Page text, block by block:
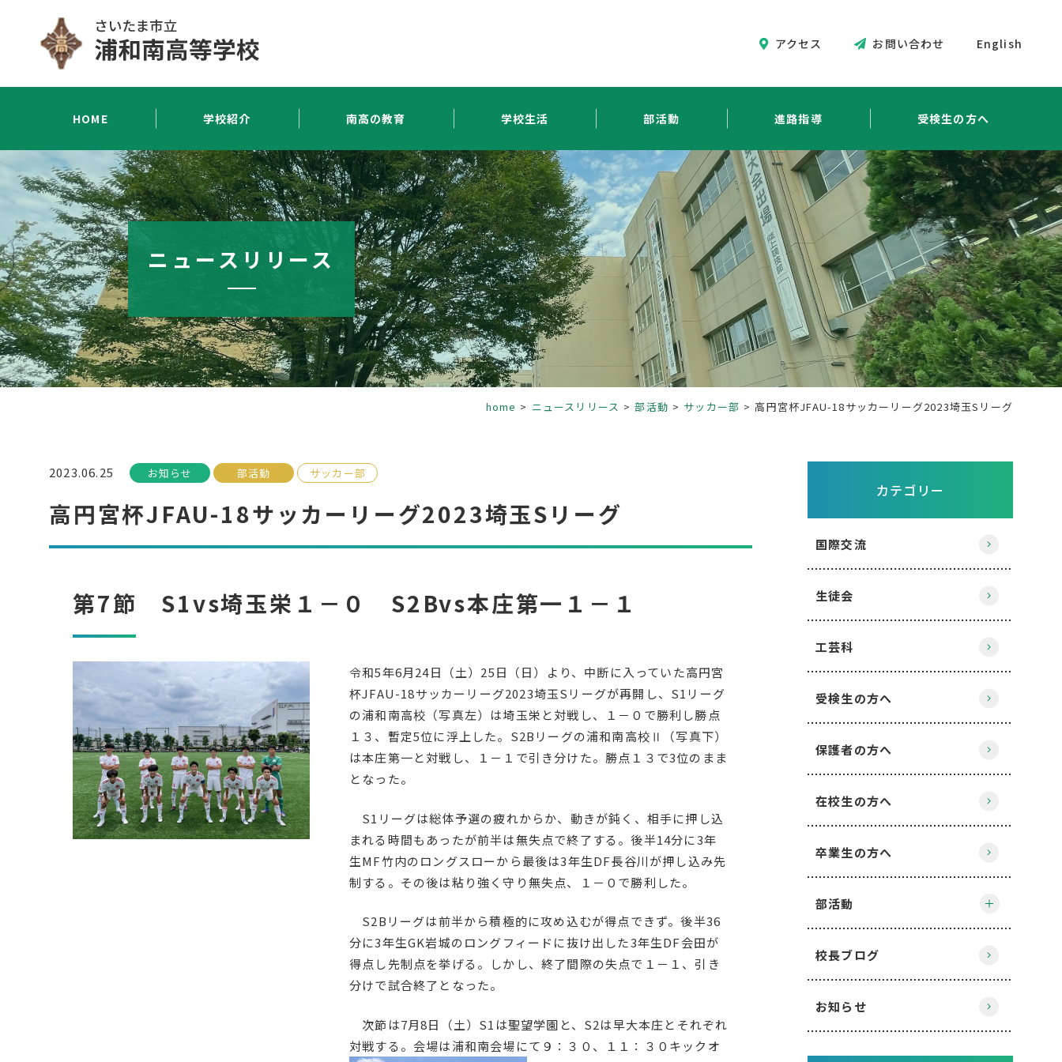
HOME 学校紹介 南高の教育 学校生活 部活動 進路指導 受検生の方へ
アクセス お問い合わせ English
ニュースリリース
home ニュースリリース 部活動 サッカー部 高円宮杯JFAU-18サッカーリーグ2023埼玉Sリーグ
2023.06.25 お知らせ 部活動 サッカー部
高円宮杯JFAU-18サッカーリーグ2023埼玉Sリーグ
第7節 S1vs埼玉栄１－０ S2Bvs本庄第一１－１
令和5年6月24日（土）25日（日）より、中断に入っていた高円宮
杯JFAU-18サッカーリーグ2023埼玉Sリーグが再開し、S1リーグ
の浦和南高校（写真左）は埼玉栄と対戦し、１－０で勝利し勝点
１３、暫定5位に浮上した。S2Bリーグの浦和南高校Ⅱ（写真下）
は本庄第一と対戦し、１－１で引き分けた。勝点１３で3位のまま
となった。
S1リーグは総体予選の疲れからか、動きが鈍く、相手に押し込
まれる時間もあったが前半は無失点で終了する。後半14分に3年
生MF竹内のロングスローから最後は3年生DF長谷川が押し込み先
制する。その後は粘り強く守り無失点、１－０で勝利した。
S2Bリーグは前半から積極的に攻め込むが得点できず。後半36
分に3年生GK岩城のロングフィードに抜け出した3年生DF会田が
得点し先制点を挙げる。しかし、終了間際の失点で１－１、引き
分けで試合終了となった。
次節は7月8日（土）S1は聖望学園と、S2は早大本庄とそれぞれ
対戦する。会場は浦和南会場にて９：３０、１１：３０キックオ
カテゴリー
国際交流
生徒会
工芸科
受検生の方へ
保護者の方へ
在校生の方へ
卒業生の方へ
部活動
校長ブログ
お知らせ